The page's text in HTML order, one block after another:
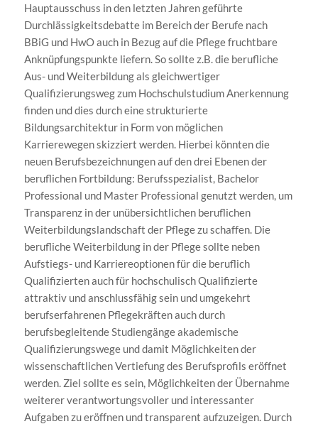
Hauptausschuss in den letzten Jahren geführte
Durchlässigkeitsdebatte im Bereich der Berufe nach
BBiG und HwO auch in Bezug auf die Pflege fruchtbare
Anknüpfungspunkte liefern. So sollte z.B. die berufliche
Aus- und Weiterbildung als gleichwertiger
Qualifizierungsweg zum Hochschulstudium Anerkennung
finden und dies durch eine strukturierte
Bildungsarchitektur in Form von möglichen
Karrierewegen skizziert werden. Hierbei könnten die
neuen Berufsbezeichnungen auf den drei Ebenen der
beruflichen Fortbildung: Berufsspezialist, Bachelor
Professional und Master Professional genutzt werden, um
Transparenz in der unübersichtlichen beruflichen
Weiterbildungslandschaft der Pflege zu schaffen. Die
berufliche Weiterbildung in der Pflege sollte neben
Aufstiegs- und Karriereoptionen für die beruflich
Qualifizierten auch für hochschulisch Qualifizierte
attraktiv und anschlussfähig sein und umgekehrt
berufserfahrenen Pflegekräften auch durch
berufsbegleitende Studiengänge akademische
Qualifizierungswege und damit Möglichkeiten der
wissenschaftlichen Vertiefung des Berufsprofils eröffnet
werden. Ziel sollte es sein, Möglichkeiten der Übernahme
weiterer verantwortungsvoller und interessanter
Aufgaben zu eröffnen und transparent aufzuzeigen. Durch